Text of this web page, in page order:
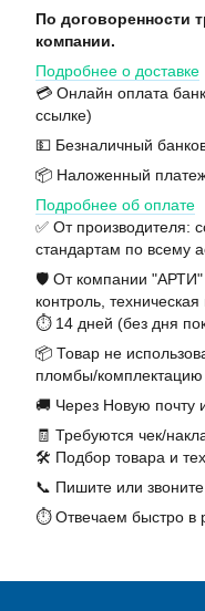
По договоренности
компании.
Подробнее о доставке
💳 Онлайн оплата
ссылке)
💵 Безналичный
📦 Наложенный
Подробнее об оплате
✅ От производителя:
стандартам по всему
🛡️ От компании "АРТИ"
контроль,
⏱️ 14 дней (без дня
📦 Товар не
пломбы/комплектацию
🚚 Через Новую
🧾 Требуются чек/
🛠️ Подбор товара и
📞 Пишите или
⏱️ Отвечаем быстро в